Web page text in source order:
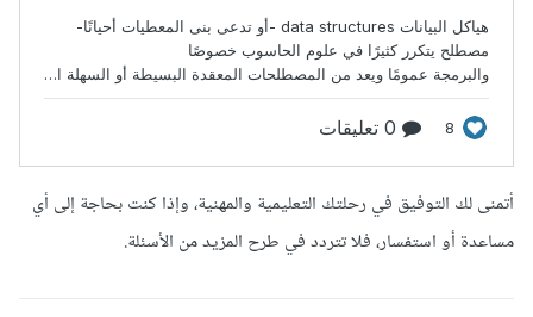
أتمنى لك التوفيق في رحلتك التعليمية والمهنية، وإذا كنت بحاجة إلى أي
مساعدة أو استفسار، فلا تتردد في طرح المزيد من الأسئلة.